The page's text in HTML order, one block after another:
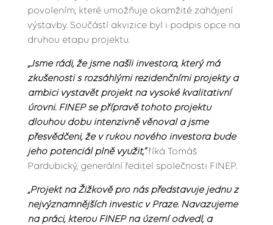
povolením, které umožňuje okamžité zahájení
výstavby. Součástí akvizice byl i podpis opce na
druhou etapu projektu.
„Jsme rádi, že jsme našli investora, který má
zkušenosti s rozsáhlými rezidenčními projekty a
ambici vystavět projekt na vysoké kvalitativní
úrovni. FINEP se přípravě tohoto projektu
dlouhou dobu intenzivně věnoval a jsme
přesvědčeni, že v rukou nového investora bude
jeho potenciál plně využit,“říká Tomáš
Pardubický, generální ředitel společnosti FINEP.
„Projekt na Žižkově pro nás představuje jednu z
nejvýznamnějších investic v Praze. Navazujeme
na práci, kterou FINEP na území odvedl, a